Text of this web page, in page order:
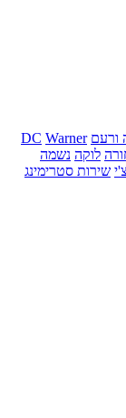
ורעם DC Warner
לוקה נשמה
שירות סטרימינג